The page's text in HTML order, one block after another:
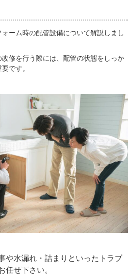
ーム時の配管設備について解説しまし
修を行う際には、配管の状態をしっか
です。
や水漏れ・詰まりといったトラブ
任せ下さい。